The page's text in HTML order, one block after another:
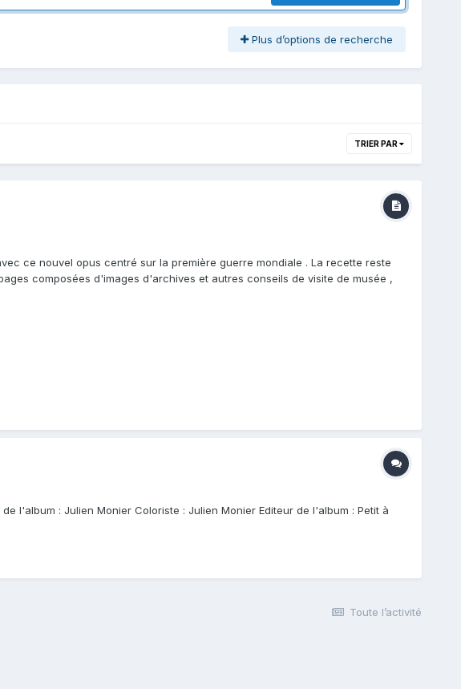
Plus d’options de recherche
TRIER PAR
ce nouvel opus centré sur la première guerre mondiale . La recette reste
composées d'images d'archives et autres conseils de visite de musée ,
l'album : Julien Monier Coloriste : Julien Monier Editeur de l'album : Petit à
Toute l’activité